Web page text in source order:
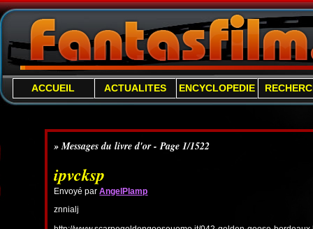
ACCUEIL ACTUALITES ENCYCLOPEDIE
» Messages du livre d'or - Page 1/1522
ipvcksp
Envoyé parAngelPlamp
znnialj